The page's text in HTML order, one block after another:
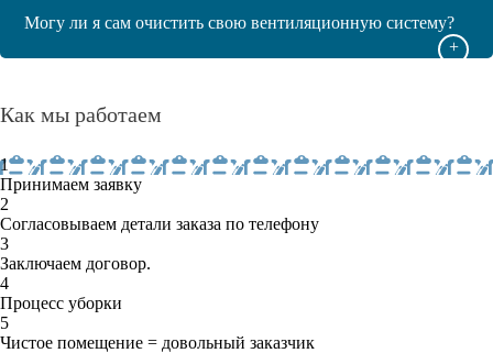
Могу ли я сам очистить свою вентиляционную систему?
+
Как мы работаем
1
Принимаем заявку
2
Согласовываем детали заказа по телефону
3
Заключаем договор.
4
Процесс уборки
5
Чистое помещение = довольный заказчик